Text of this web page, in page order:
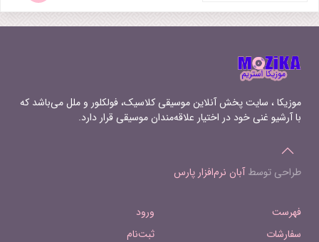
موزیکا ، سایت پخش آنلاین موسیقی کلاسیک، فولکلور و ملل می‌باشد که
با آرشیو غنی خود در اختیار علاقه‌مندان موسیقی قرار دارد.
طراحی توسطآبان نرم‌افزار پارس
فهرست
سفارشات
ورود
ثبت‌نام